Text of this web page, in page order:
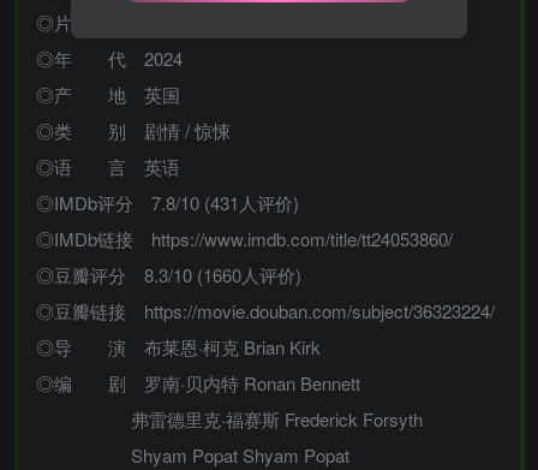
◎片 名 The Day of the Jackal
◎年 代 2024
◎产 地 英国
◎类 别 剧情 / 惊悚
◎语 言 英语
◎IMDb评分 7.8/10 (431人评价)
◎IMDb链接 https://www.imdb.com/title/tt24053860/
◎豆瓣评分 8.3/10 (1660人评价)
◎豆瓣链接 https://movie.douban.com/subject/36323224/
◎导 演 布莱恩·柯克 Brian Kirk
◎编 剧 罗南·贝内特 Ronan Bennett
弗雷德里克·福赛斯 Frederick Forsyth
Shyam Popat Shyam Popat